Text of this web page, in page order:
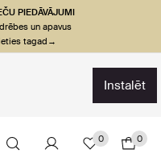
PIEDĀVĀJUMI
un apavus
tagad→
instalēt
0 0